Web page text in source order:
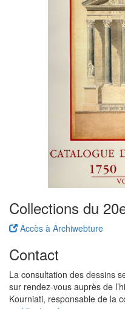
Collections du
Accès à Archiwebture
Contact
La consultation des dessins
sur rendez-vous auprès de
Kourniati, responsable de la